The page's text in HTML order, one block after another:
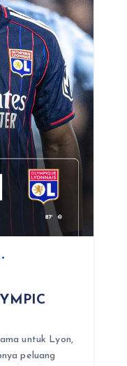
untuk Lyon,
peluang